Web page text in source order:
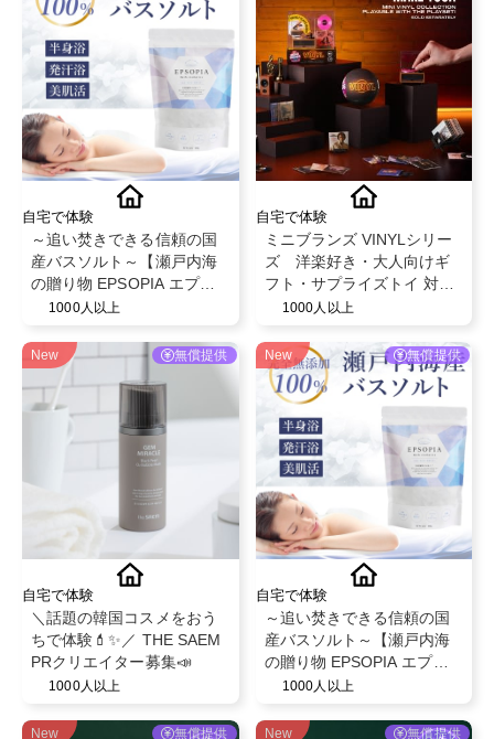
自宅で体験
～追い焚きできる信頼の国
産バスソルト～【瀬戸内海
の贈り物 EPSOPIA エプソ
ピア】@EPSOPIA
1000人以上
自宅で体験
ミニブランズ VINYLシリー
ズ 洋楽好き・大人向けギ
フト・サプライズトイ 対象
年齢６歳以上
1000人以上
New 無償提供
自宅で体験
＼話題の韓国コスメをおう
ちで体験💄✨／ THE SAEM
PRクリエイター募集📣
1000人以上
New 無償提供
自宅で体験
～追い焚きできる信頼の国
産バスソルト～【瀬戸内海
の贈り物 EPSOPIA エプソ
ピア】@EPSOPIA
1000人以上
New 無償提供 New 無償提供